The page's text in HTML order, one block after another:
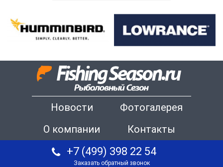
Новости
Фотогалерея
О компании
Контакты
+7 (499) 398 22 54
Заказать обратный звонок